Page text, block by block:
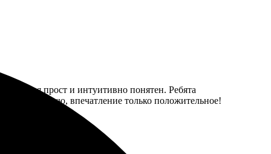
прост и интуитивно понятен. Ребята
Рекомендую, впечатление только положительное!